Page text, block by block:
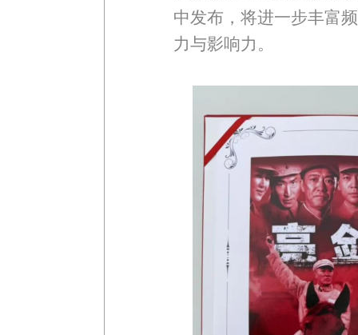
中发布，将进一步丰富
力与影响力。